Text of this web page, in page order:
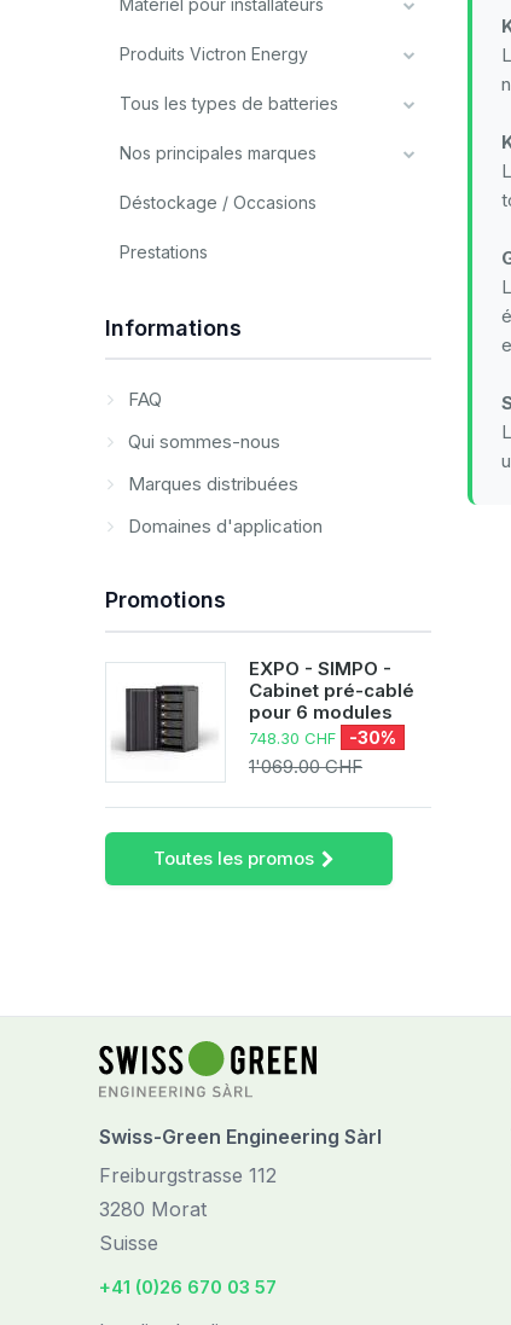
Matériel pour installateurs
Produits Victron Energy
Tous les types de batteries
Nos principales marques
Déstockage / Occasions
Prestations
Informations
FAQ
Qui sommes-nous
Marques distribuées
Domaines d'application
Promotions
EXPO - SIMPO -
Cabinet pré-cablé
pour 6 modules
748.30 CHF -30%
1'069.00 CHF
Toutes les promos
Swiss-Green Engineering Sàrl
Freiburgstrasse 112
3280 Morat
Suisse
+41 (0)26 670 03 57